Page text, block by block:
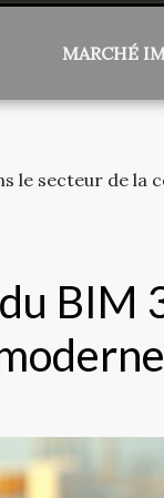
MARCHÉ
le secteur de
BIM